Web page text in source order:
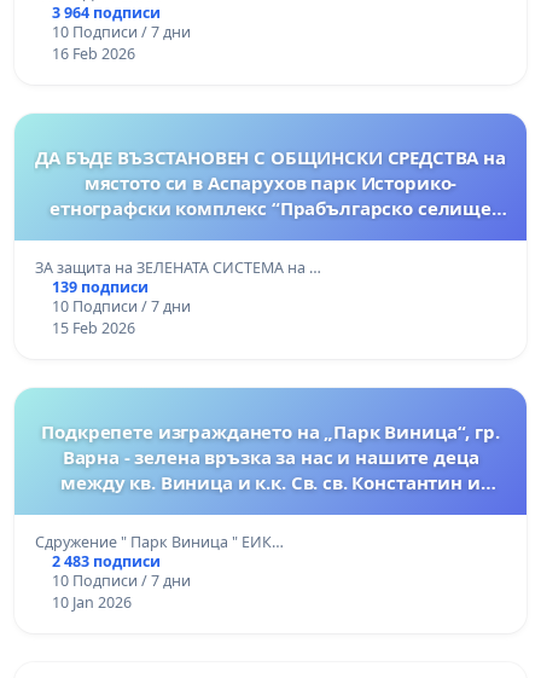
3 964 подписи
10 Подписи / 7 дни
16 Feb 2026
ДА БЪДЕ ВЪЗСТАНОВЕН С ОБЩИНСКИ СРЕДСТВА на
мястото си в Аспарухов парк Историко-
етнографски комплекс “Прабългарско селище
Фанагория!
ЗА защита на ЗЕЛЕНАТА СИСТЕМА на …
139 подписи
10 Подписи / 7 дни
15 Feb 2026
Подкрепете изграждането на „Парк Виница“, гр.
Варна - зелена връзка за нас и нашите деца
между кв. Виница и к.к. Св. св. Константин и
Сдружение " Парк Виница " ЕИК…
2 483 подписи
10 Подписи / 7 дни
10 Jan 2026